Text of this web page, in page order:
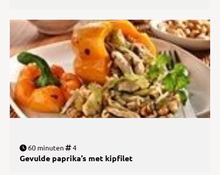
60 minuten 4
Gevulde paprika’s met kipfilet